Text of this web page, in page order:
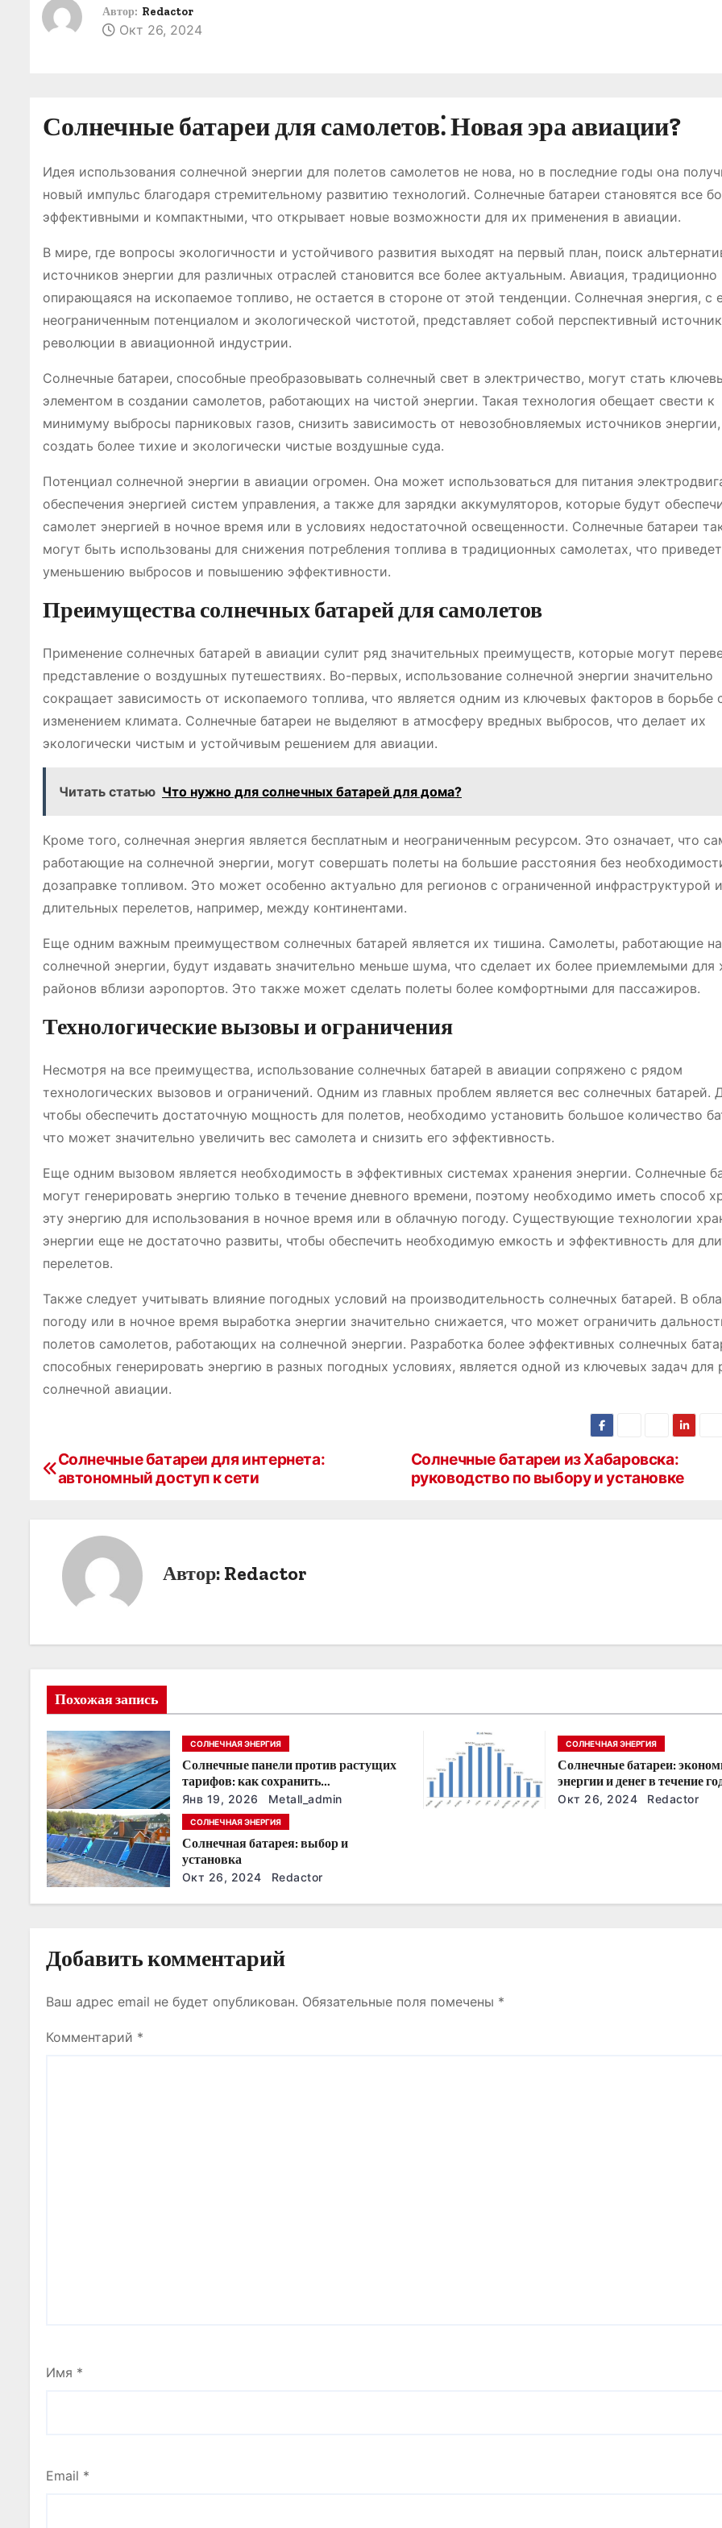
Автор: Redactor
Окт 26, 2024
Солнечные батареи для самолетов⁚ Новая эра авиации?
Идея использования солнечной энергии для полетов самолетов не нова, но в последние годы она
новый импульс благодаря стремительному развитию технологий. Солнечные батареи становятся все
эффективными и компактными, что открывает новые возможности для их применения в авиации.
В мире, где вопросы экологичности и устойчивого развития выходят на первый план, поиск
источников энергии для различных отраслей становится все более актуальным. Авиация, традиционно
опирающаяся на ископаемое топливо, не остается в стороне от этой тенденции. Солнечная энергия, с
неограниченным потенциалом и экологической чистотой, представляет собой перспективный
революции в авиационной индустрии.
Солнечные батареи, способные преобразовывать солнечный свет в электричество, могут стать
элементом в создании самолетов, работающих на чистой энергии. Такая технология обещает свести к
минимуму выбросы парниковых газов, снизить зависимость от невозобновляемых источников
создать более тихие и экологически чистые воздушные суда.
Потенциал солнечной энергии в авиации огромен. Она может использоваться для питания
обеспечения энергией систем управления, а также для зарядки аккумуляторов, которые будут
самолет энергией в ночное время или в условиях недостаточной освещенности. Солнечные батареи
могут быть использованы для снижения потребления топлива в традиционных самолетах, что
уменьшению выбросов и повышению эффективности.
Преимущества солнечных батарей для самолетов
Применение солнечных батарей в авиации сулит ряд значительных преимуществ, которые могут
представление о воздушных путешествиях. Во-первых, использование солнечной энергии значительно
сокращает зависимость от ископаемого топлива, что является одним из ключевых факторов в борьбе
изменением климата. Солнечные батареи не выделяют в атмосферу вредных выбросов, что делает их
экологически чистым и устойчивым решением для авиации.
Читать статью Что нужно для солнечных батарей для дома?
Кроме того, солнечная энергия является бесплатным и неограниченным ресурсом. Это означает, что
работающие на солнечной энергии, могут совершать полеты на большие расстояния без
дозаправке топливом. Это может особенно актуально для регионов с ограниченной инфраструктурой
длительных перелетов, например, между континентами.
Еще одним важным преимуществом солнечных батарей является их тишина. Самолеты, работающие на
солнечной энергии, будут издавать значительно меньше шума, что сделает их более приемлемыми для
районов вблизи аэропортов. Это также может сделать полеты более комфортными для пассажиров.
Технологические вызовы и ограничения
Несмотря на все преимущества, использование солнечных батарей в авиации сопряжено с рядом
технологических вызовов и ограничений. Одним из главных проблем является вес солнечных батарей.
чтобы обеспечить достаточную мощность для полетов, необходимо установить большое количество
что может значительно увеличить вес самолета и снизить его эффективность.
Еще одним вызовом является необходимость в эффективных системах хранения энергии. Солнечные
могут генерировать энергию только в течение дневного времени, поэтому необходимо иметь способ
эту энергию для использования в ночное время или в облачную погоду. Существующие технологии
энергии еще не достаточно развиты, чтобы обеспечить необходимую емкость и эффективность для
перелетов.
Также следует учитывать влияние погодных условий на производительность солнечных батарей. В
погоду или в ночное время выработка энергии значительно снижается, что может ограничить
полетов самолетов, работающих на солнечной энергии. Разработка более эффективных солнечных
способных генерировать энергию в разных погодных условиях, является одной из ключевых задач для
солнечной авиации.
Н
и
я
п
о
з
а
п
с
я
м
Солнечные батареи из Хабаровска:
руководство по выбору и установке
Солнечные батареи для интернета:
автономный доступ к сети
Автор: Redactor
Похожая запись
СОЛНЕЧНАЯ ЭНЕРГИЯ
Солнечные панели против растущих
тарифов: как сохранить
энергонезависимость в ближайшие
годы
Янв 19, 2026 Metall_admin
СОЛНЕЧНАЯ ЭНЕРГИЯ
Солнечные батареи:
энергии и денег в течение
Окт 26, 2024 Redactor
СОЛНЕЧНАЯ ЭНЕРГИЯ
Солнечная батарея: выбор и
установка
Окт 26, 2024 Redactor
Добавить комментарий
Ваш адрес email не будет опубликован. Обязательные поля помечены *
Комментарий *
Имя *
Email *